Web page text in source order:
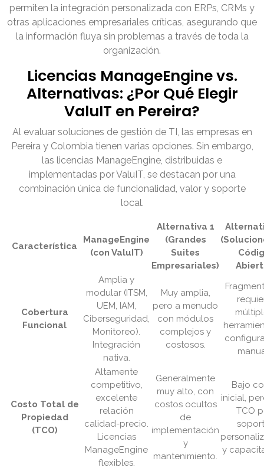
permiten la integración personalizada con ERPs, CRMs y
otras aplicaciones empresariales críticas, asegurando que
la información fluya sin problemas a través de toda la
organización.
Licencias ManageEngine vs.
Alternativas: ¿Por Qué Elegir
ValuIT en Pereira?
Al evaluar soluciones de gestión de TI, las empresas en
Pereira y Colombia tienen varias opciones. Sin embargo,
las licencias ManageEngine, distribuidas e
implementadas por ValuIT, se destacan por una
combinación única de funcionalidad, valor y soporte
local.
Característica
ManageEngine
(con ValuIT)
Alternativa 1
(Grandes
Suites
Empresariales)
Cobertura
Funcional
Amplia y
modular (ITSM,
UEM, IAM,
Ciberseguridad,
Monitoreo).
Integración
nativa.
Muy amplia,
pero a menudo
con módulos
complejos y
costosos.
Costo Total de
Propiedad
(TCO)
Altamente
competitivo,
excelente
relación
calidad-precio.
Licencias
ManageEngine
flexibles.
Generalmente
muy alto, con
costos ocultos
de
implementación
y
mantenimiento.
Bajo
inicial,
TCO
y